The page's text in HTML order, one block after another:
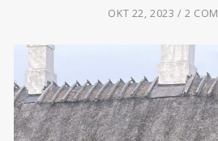
OKT 22, 2023
2